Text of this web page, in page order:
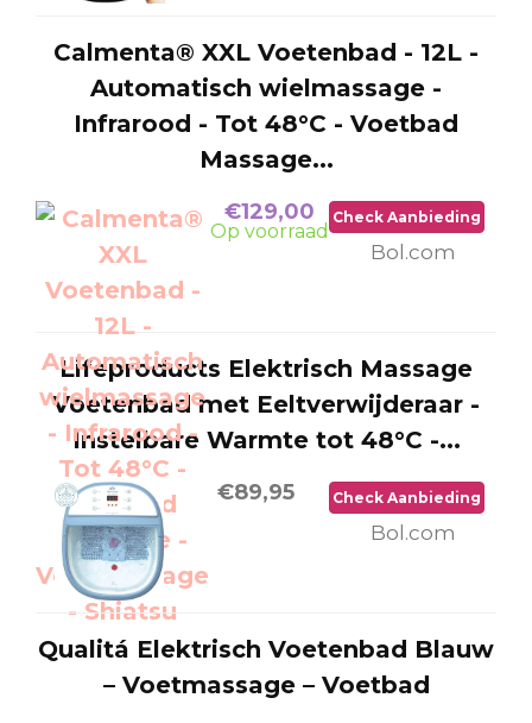
Calmenta® XXL Voetenbad - 12L -
Automatisch wielmassage -
Infrarood - Tot 48°C - Voetbad
Massage...
€129,00
Op voorraad
Check Aanbieding
Bol.com
Lifeproducts Elektrisch Massage
Voetenbad met Eeltverwijderaar -
Instelbare Warmte tot 48°C -...
€89,95 Check Aanbieding
Bol.com
Qualitá Elektrisch Voetenbad Blauw
– Voetmassage – Voetbad